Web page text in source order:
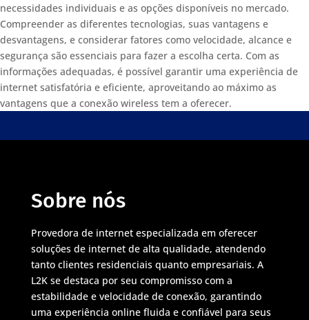
necessidades individuais e as opções disponíveis no mercado.
Compreender as diferentes tecnologias, suas vantagens e
desvantagens, e considerar fatores como velocidade, alcance e
segurança são essenciais para fazer a escolha certa. Com as
informações adequadas, é possível garantir uma experiência de
internet satisfatória e eficiente, aproveitando ao máximo as
vantagens que a conexão wireless tem a oferecer.
Sobre nós
Provedora de internet especializada em oferecer
soluções de internet de alta qualidade, atendendo
tanto clientes residenciais quanto empresariais. A
L2K se destaca por seu compromisso com a
estabilidade e velocidade de conexão, garantindo
uma experiência online fluida e confiável para seus